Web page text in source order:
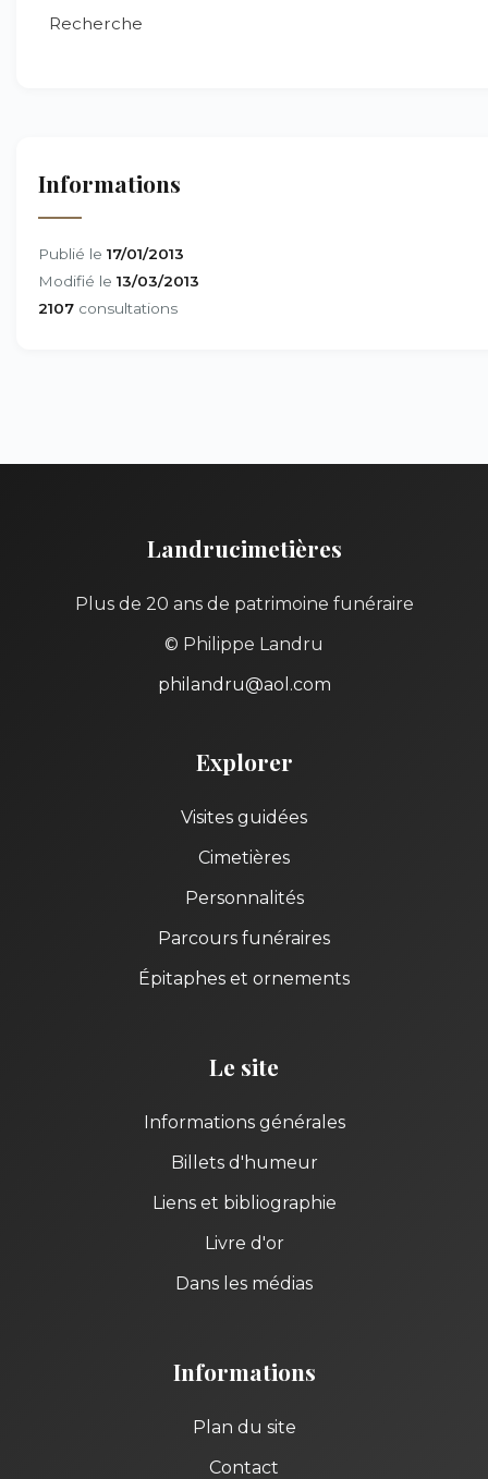
Recherche
Informations
Publié le 17/01/2013
Modifié le 13/03/2013
2107 consultations
Landrucimetières
Plus de 20 ans de patrimoine funéraire
© Philippe Landru
philandru@aol.com
Explorer
Visites guidées
Cimetières
Personnalités
Parcours funéraires
Épitaphes et ornements
Le site
Informations générales
Billets d'humeur
Liens et bibliographie
Livre d'or
Dans les médias
Informations
Plan du site
Contact